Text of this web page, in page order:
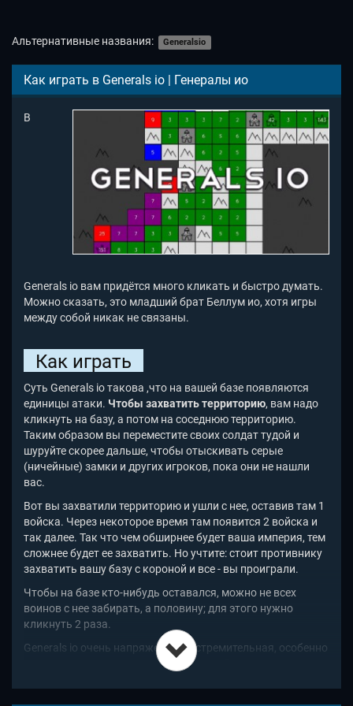
Альтернативные названия: Generalsio
Как играть в Generals io | Генералы ио
В
Generals io вам придётся много кликать и быстро думать.
Можно сказать, это младший брат Беллум ио, хотя игры
между собой никак не связаны.
Как играть
Суть Generals io такова ,что на вашей базе появляются
единицы атаки. Чтобы захватить территорию, вам надо
кликнуть на базу, а потом на соседнюю территорию.
Таким образом вы переместите своих солдат тудой и
шуруйте скорее дальше, чтобы отыскивать серые
(ничейные) замки и других игроков, пока они не нашли
вас.
Вот вы захватили территорию и ушли с нее, оставив там 1
войска. Через некоторое время там появится 2 войска и
так далее. Так что чем обширнее будет ваша империя, тем
сложнее будет ее захватить. Но учтите: стоит противнику
захватить вашу базу с короной и все - вы проиграли.
Чтобы на базе кто-нибудь оставался, можно не всех
воинов с нее забирать, а половину; для этого нужно
кликнуть 2 раза.
Generals io очень напряженная и стремительная, особенно
когда вас зажали несколько игроков. Есть смысл